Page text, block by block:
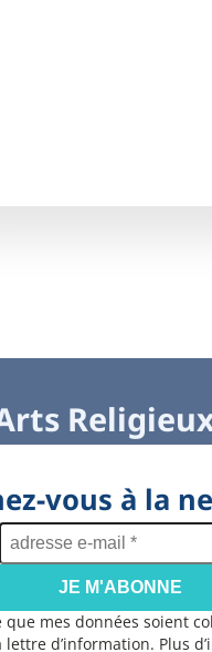
vous à la
adresse
e-
mail
*
que mes données soient
lettre d’information. Plus